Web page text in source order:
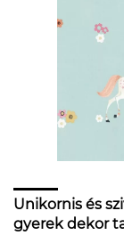
Unikornis és
gyerek dekor